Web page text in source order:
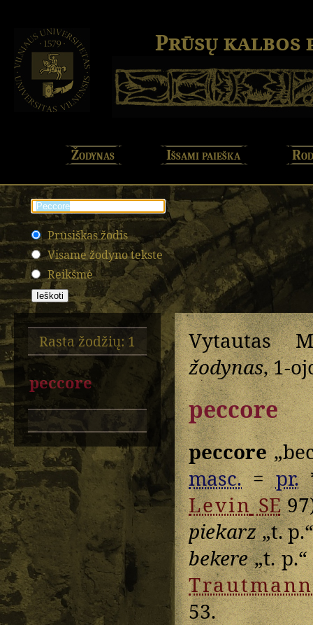
Prūsų kalbos
Žodynas Išsami paieška
Prūsiškas žodis
Visame žodyno tekste
Reikšmė
Rasta žodžių: 1
peccore
Vytautas
žodynas, 1-
peccore
peccore
masc.=pr.
LevinSE
piekarz„t.
bekere„t. p.“
Trautmann
53.